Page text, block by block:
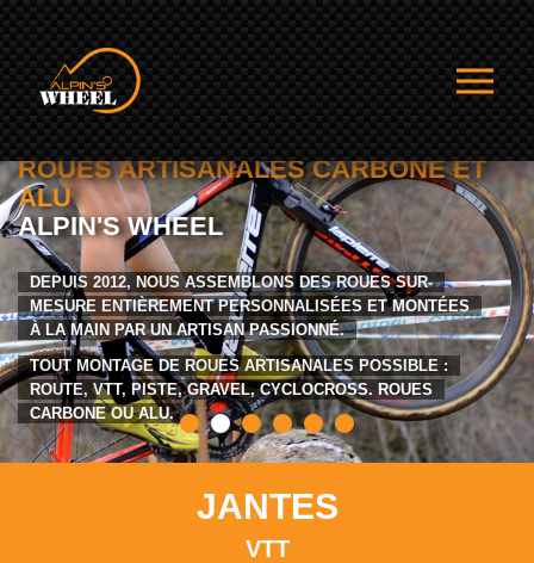
ET
ROUES SUR-
ET MONTÉES
POSSIBLE :
ROUES
ROUES CARBONE
SUR-MESURE
DEPUIS 2012 NOUS PROPOSONS
ARTISANALES PERSONNALISÉES
ROUES CARBONE ARTISANALES
MONTÉES À LA MAIN.
JANTES
VTT